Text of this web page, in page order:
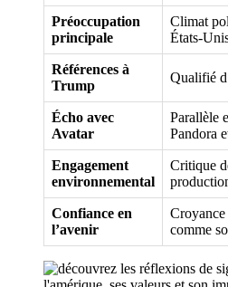
Préoccupation
principale
Climat
États-
Références à
Trump
Qualifié
Écho avec
Avatar
Parallèle
Pandora
Engagement
environnemental
Critique
Confiance en
l’avenir
Croyance
comme